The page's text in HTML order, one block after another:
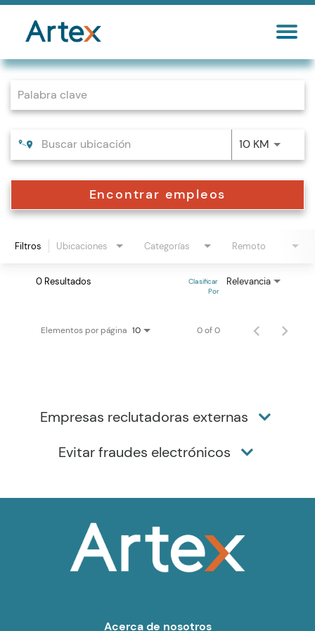
Job Search Page
10 KM
Encontrar empleos
Filtros Ubicaciones Categorías Remoto
0 Resultados Relevancia
Clasificar
Por
Elementos por página 10 0 of 0
Empresas reclutadoras externas
Evitar fraudes electrónicos
Acerca de nosotros